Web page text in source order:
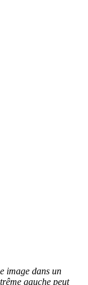
image dans un
gauche peut